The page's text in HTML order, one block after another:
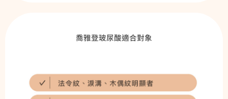
喬雅登玻尿酸適合對象